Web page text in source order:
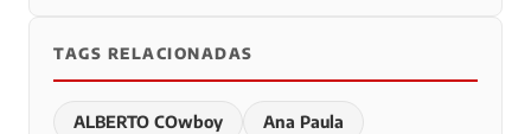
TAGS RELACIONADAS
ALBERTO COwboy Ana Paula